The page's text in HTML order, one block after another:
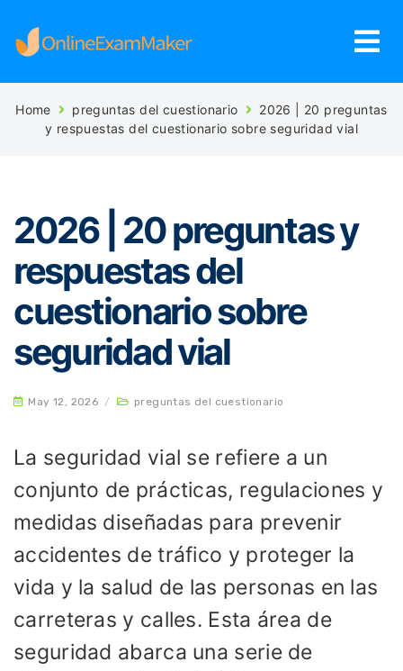
Home preguntas del cuestionario
2026 | 20 preguntas
y respuestas del cuestionario sobre seguridad vial
2026 | 20 preguntas y
respuestas del
cuestionario sobre
seguridad vial
May 12, 2026 / preguntas del cuestionario
La seguridad vial se refiere a un
conjunto de prácticas, regulaciones y
medidas diseñadas para prevenir
accidentes de tráfico y proteger la
vida y la salud de las personas en las
carreteras y calles. Esta área de
seguridad abarca una serie de